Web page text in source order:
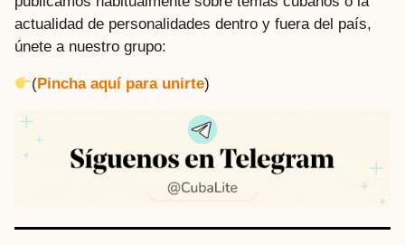
actualidad de personalidades dentro y fuera del país,
únete a nuestro grupo:
(Pincha aquí para unirte)